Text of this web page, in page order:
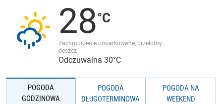
JAKOŚĆ POWIETRZA28
Zachmurzenie umiarkowane, przelotny
deszcz
Odczuwalna 30°C
POGODA
GODZINOWA
POGODA
DŁUGOTERMINOWA
POGODA NA
WEEKEND